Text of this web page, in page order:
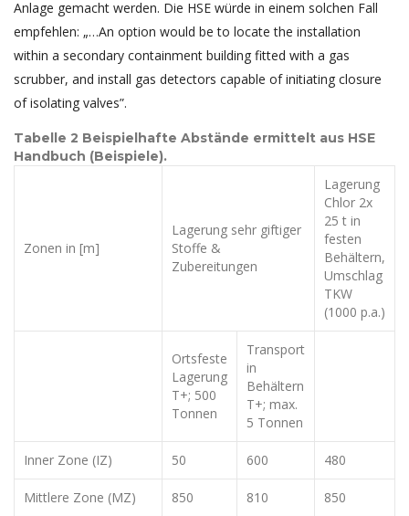
Anlage gemacht werden. Die HSE würde in einem solchen Fall
empfehlen: „…An option would be to locate the installation
within a secondary containment building fitted with a gas
scrubber, and install gas detectors capable of initiating closure
of isolating valves”.
Tabelle 2 Beispielhafte Abstände ermittelt aus HSE
Handbuch (Beispiele).
Zonen in [m]
Lagerung sehr giftiger
Stoffe &
Zubereitungen
Lagerung
Chlor 2x
25 t in
festen
Behältern,
Umschlag
TKW
(1000 p.a.)
Ortsfeste
Lagerung
T+; 500
Tonnen
Transport
in
Behältern
T+; max.
5 Tonnen
Inner Zone (IZ) 50 600 480
Mittlere Zone (MZ) 850 810 850